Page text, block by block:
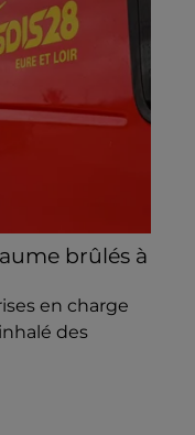
brûlés à
en charge
des